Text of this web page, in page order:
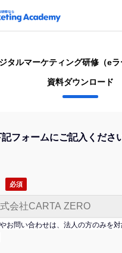
eラーニングシステム
カリキュラム例/事例
無料プラン/キャンペーン/
タルマーケティング研修（e
資料ダウンロード
フォームにご記入くださ
お問い合わせは、法人の方のみを